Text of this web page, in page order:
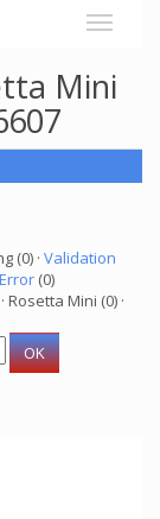
Mini
(0) · Validation
Error (0)
Rosetta Mini (0) ·